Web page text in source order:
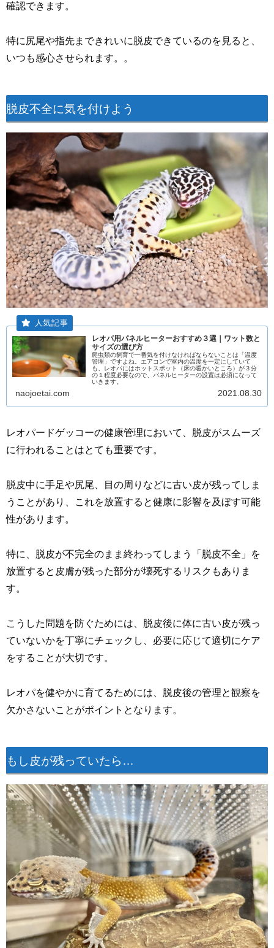
確認できます。
特に尻尾や指先まできれいに脱皮できているのを見ると、
いつも感心させられます。。
脱皮不全に気を付けよう
レオパ用パネルヒーターおすすめ３選｜ワット数と
サイズの選び方
爬虫類の飼育で一番気を付けなければならないことは「温度
管理」ですよね。エアコンで室内の温度を一定にしていて
も、レオパにはホットスポット（床の暖かいところ）が３分
の１程度必要なので、パネルヒーターの設置は必須になって
いきます。
naojoetai.com 2021.08.30
レオパードゲッコーの健康管理において、脱皮がスムーズ
に行われることはとても重要です。
脱皮中に手足や尻尾、目の周りなどに古い皮が残ってしま
うことがあり、これを放置すると健康に影響を及ぼす可能
性があります。
特に、脱皮が不完全のまま終わってしまう「脱皮不全」を
放置すると皮膚が残った部分が壊死するリスクもありま
す。
こうした問題を防ぐためには、脱皮後に体に古い皮が残っ
ていないかを丁寧にチェックし、必要に応じて適切にケア
をすることが大切です。
レオパを健やかに育てるためには、脱皮後の管理と観察を
欠かさないことがポイントとなります。
もし皮が残っていたら…